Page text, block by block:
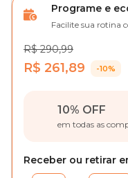
Programe e
Facilite sua rotina
R$ 290,99
R$ 261,89 -10%
10% OFF
em todas as
Receber ou retirar